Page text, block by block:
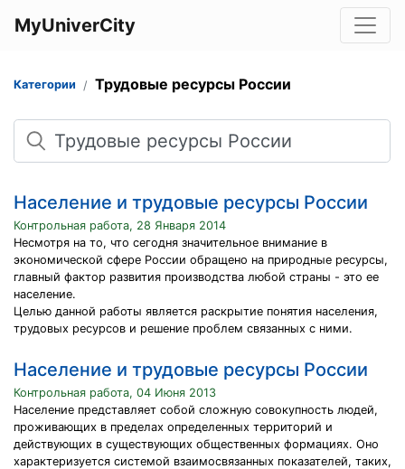
MyUniverCity
Категории Трудовые ресурсы России
Поиск
Население и трудовые ресурсы России
Контрольная работа, 28 Января 2014
Несмотря на то, что сегодня значительное внимание в
экономической сфере России обращено на природные ресурсы,
главный фактор развития производства любой страны - это ее
население.
Целью данной работы является раскрытие понятия населения,
трудовых ресурсов и решение проблем связанных с ними.
Население и трудовые ресурсы России
Контрольная работа, 04 Июня 2013
Население представляет собой сложную совокупность людей,
проживающих в пределах определенных территорий и
действующих в существующих общественных формациях. Оно
характеризуется системой взаимосвязанных показателей, таких,